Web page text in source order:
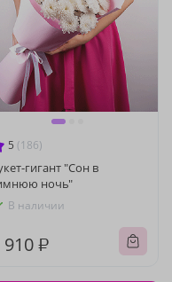
5 (186)
гигант "Сон в
ночь"
В наличии
910 ₽